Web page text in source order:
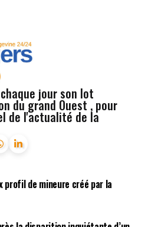
jour son lot
du grand Ouest , pour
de l'actualité de la
profil de mineure créé par la